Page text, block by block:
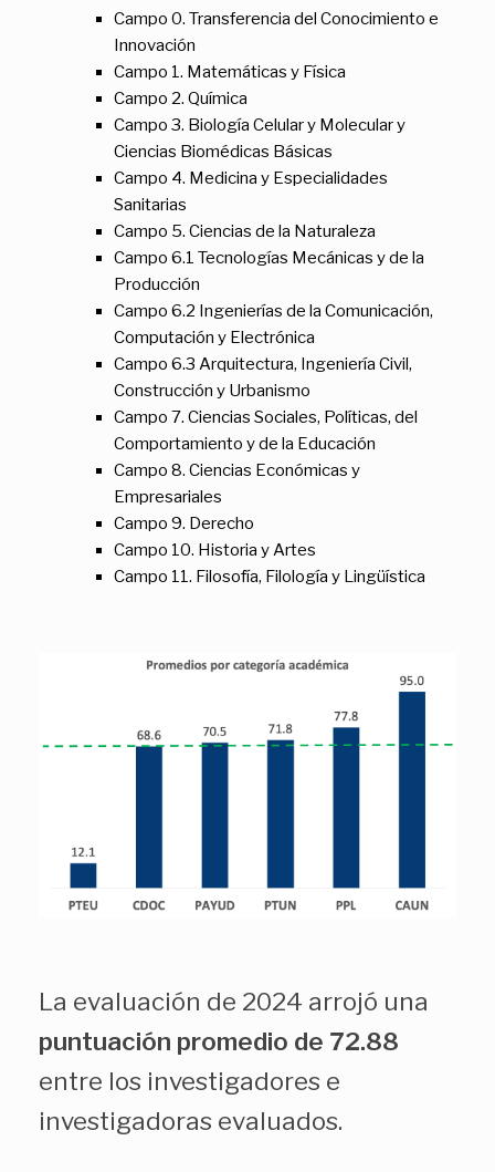
Campo 0. Transferencia del Conocimiento e
Innovación
Campo 1. Matemáticas y Física
Campo 2. Química
Campo 3. Biología Celular y Molecular y
Ciencias Biomédicas Básicas
Campo 4. Medicina y Especialidades
Sanitarias
Campo 5. Ciencias de la Naturaleza
Campo 6.1 Tecnologías Mecánicas y de la
Producción
Campo 6.2 Ingenierías de la Comunicación,
Computación y Electrónica
Campo 6.3 Arquitectura, Ingeniería Civil,
Construcción y Urbanismo
Campo 7. Ciencias Sociales, Políticas, del
Comportamiento y de la Educación
Campo 8. Ciencias Económicas y
Empresariales
Campo 9. Derecho
Campo 10. Historia y Artes
Campo 11. Filosofía, Filología y Lingüística
La evaluación de 2024 arrojó una
puntuación promedio de 72.88
entre los investigadores e
investigadoras evaluados.